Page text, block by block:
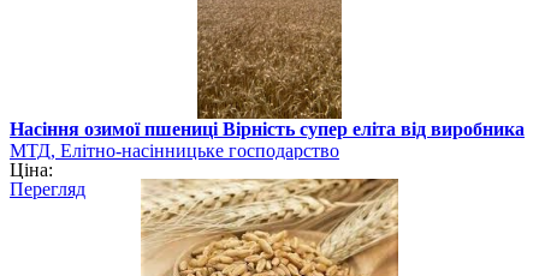
Насіння озимої пшениці Вірність супер еліта від виробника
МТД, Елітно-насінницьке господарство
Ціна:
Перегляд